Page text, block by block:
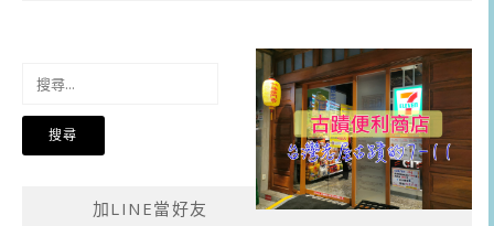
關
加LINE當好友